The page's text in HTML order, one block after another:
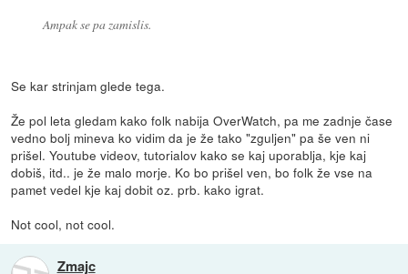
Ampak se pa zamislis.
Se kar strinjam glede tega.
Že pol leta gledam kako folk nabija OverWatch, pa me zadnje čase
vedno bolj mineva ko vidim da je že tako "zguljen" pa še ven ni
prišel. Youtube videov, tutorialov kako se kaj uporablja, kje kaj
dobiš, itd.. je že malo morje. Ko bo prišel ven, bo folk že vse na
pamet vedel kje kaj dobit oz. prb. kako igrat.
Not cool, not cool.
Zmajc